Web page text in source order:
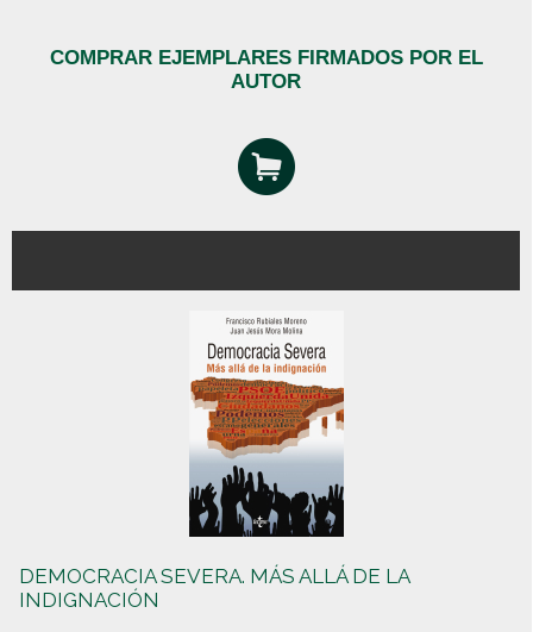
COMPRAR EJEMPLARES FIRMADOS POR EL
AUTOR
DEMOCRACIA SEVERA. MÁS ALLÁ DE LA
INDIGNACIÓN